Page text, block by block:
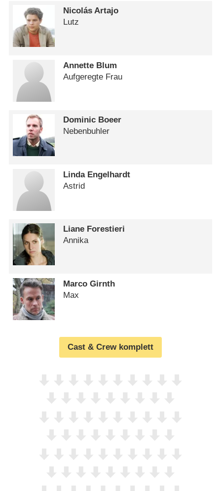
Nicolás Artajo
Lutz
Annette Blum
Aufgeregte Frau
Dominic Boeer
Nebenbuhler
Linda Engelhardt
Astrid
Liane Forestieri
Annika
Marco Girnth
Max
Cast & Crew komplett